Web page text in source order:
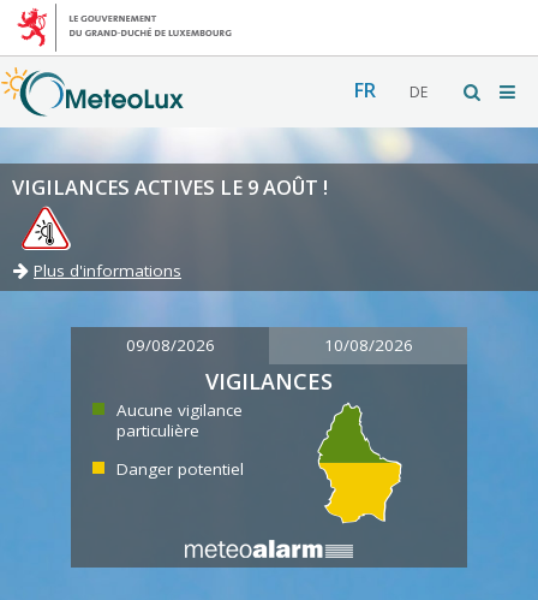
FR DE
VIGILANCES ACTIVES LE 9 AOÛT !
Plus d'informations
09/08/2026 10/08/2026
VIGILANCES
Aucune vigilance
particulière
Danger potentiel